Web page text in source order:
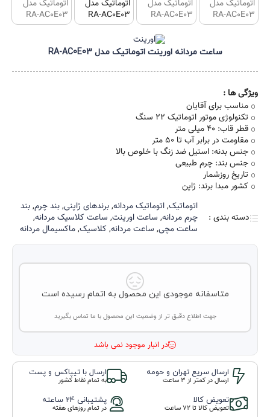
ساعت مردانه اورینت اتوماتیک مدل RA-AC0E03
ویژگی ها :
مناسب برای آقایان
تکنولوژی موتور اتوماتیک 22 سنگ
قطر قاب: 40 میلی متر
مقاومت در برابر آب تا 50 متر
جنس بدنه: استیل ضد زنگ با خلوص بالا
جنس بند: چرم طبیعی
تاریخ روزشمار
کشور مبدا برند: ژاپن
دسته بندی :
اتوماتیک,اتوماتیک مردانه,برند‌های ژاپنی,بند چرم,بند
چرم مردانه, ساعت اورینت, ساعت کلاسیک مردانه,
ساعت مچی, ساعت مردانه, کلاسیک,ماکسیمال مردانه
متاسفانه موجودی این محصول به اتمام رسیده است
جهت اطلاع دقیق تر از وضعیت این محصول با ما تماس بگیرید
در انبار موجود نمی باشد
ارسال سریع تهران و حومه
ارسال در کمتر از 3 ساعت
ارسال با تیپاکس و پست
به تمام نقاط کشور
تعویض کالا
تعویض کالا تا ۷۲ ساعت
پشتیبانی 24 ساعته
در تمام روزهای هفته